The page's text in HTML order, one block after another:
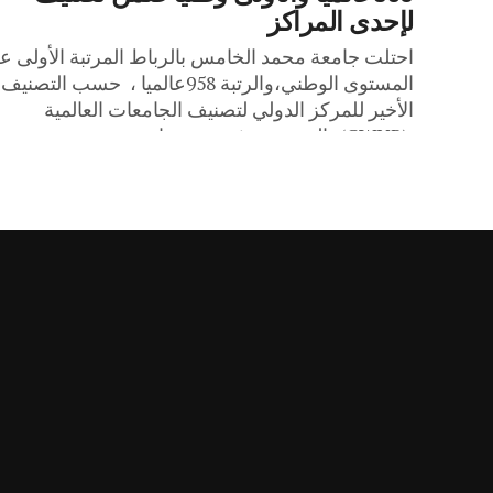
لإحدى المراكز
احتلت جامعة محمد الخامس بالرباط المرتبة الأولى
المستوى الوطني،والرتبة 958عالميا ، حسب التصنيف
الأخير للمركز الدولي لتصنيف الجامعات العالمية
(CWUR)، الذي صدر في شهر ماي...